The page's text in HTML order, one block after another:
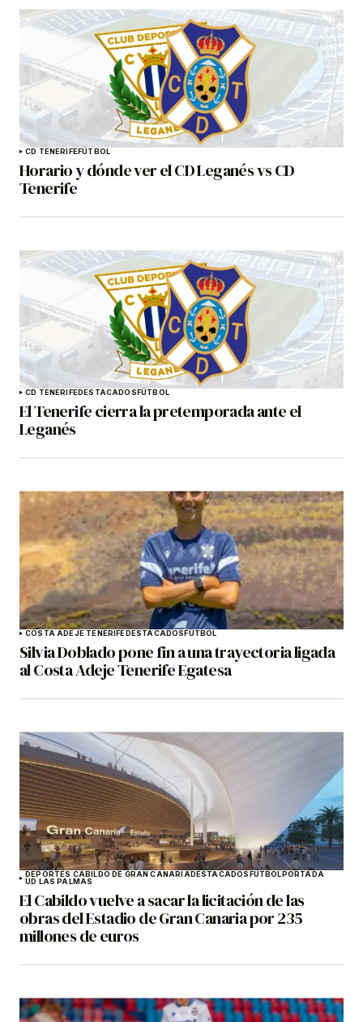
CD TENERIFEFÚTBOL
Horario y dónde ver el CD Leganés vs CD
Tenerife
CD TENERIFEDESTACADOS FÚTBOL
El Tenerife cierra la pretemporada ante el
Leganés
COSTA ADEJE TENERIFE DESTACADOS FÚTBOL
Silvia Doblado pone fin a una trayectoria ligada
al Costa Adeje Tenerife Egatesa
DEPORTES CABILDO DE GRAN CANARIADESTACADOS FÚTBOL PORTADA
UD LAS PALMAS
El Cabildo vuelve a sacar la licitación de las
obras del Estadio de Gran Canaria por 235
millones de euros